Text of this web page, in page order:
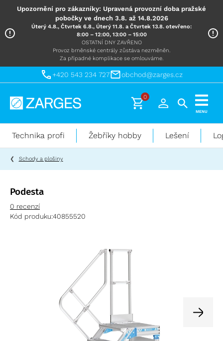
Upozornění pro zákazníky: Upravená provozní doba pražské
pobočky ve dnech 3.8. až 14.8.2026
Úterý 4.8., Čtvrtek 6.8., Úterý 11.8. a Čtvrtek 13.8. otevřeno:
8:00 – 12:00, 13:00 – 15:00
OSTATNÍ DNY ZAVŘENO
Provoz brněnské centrály zůstáva nezměněn.
Za případné komplikace se omlouváme.
+420 543 234 727 obchod@zarges.cz
Technika
práci
výškách
0
MENU
Technika profi Žebříky hobby Lešení
Schody a plošiny
Podesta
0 recenzí
Kód produku:40855520